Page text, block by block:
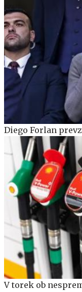
Diego Forlan
V torek ob